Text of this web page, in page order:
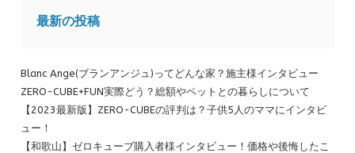
最新の投稿
Blanc Ange(ブランアンジュ)ってどんな家？施主様インタビュー
ZERO-CUBE+FUN実際どう？総額やペットとの暮らしについて
【2023最新版】ZERO-CUBEの評判は？子供5人のママにインタビ
ュー！
【和歌山】ゼロキューブ購入者様インタビュー！価格や後悔したこ